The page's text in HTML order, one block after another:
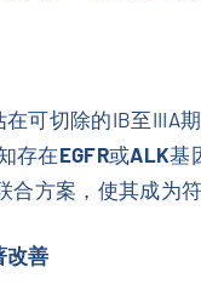
在可切除的IB至
存在EGFR或ALK基
方案，使其成为
改善